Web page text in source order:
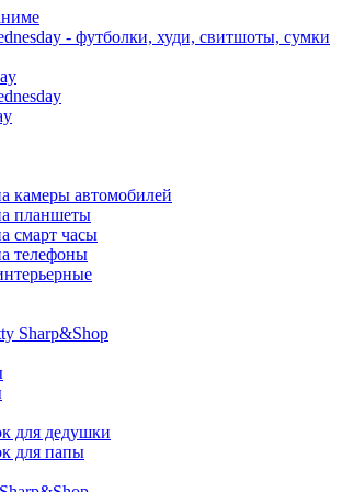
- футболки, худи, свитшоты, сумки
камеры автомобилей
планшеты
смарт часы
телефоны
Sharp&Shop
для дедушки
для папы